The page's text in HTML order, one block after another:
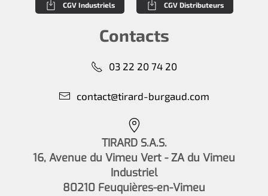
CGV Industriels CGV Distributeurs
Contacts
03 22 20 74 20
contact@tirard-burgaud.com
TIRARD S.A.S.
16, Avenue du Vimeu Vert - ZA du Vimeu
Industriel
80210 Feuquières-en-Vimeu